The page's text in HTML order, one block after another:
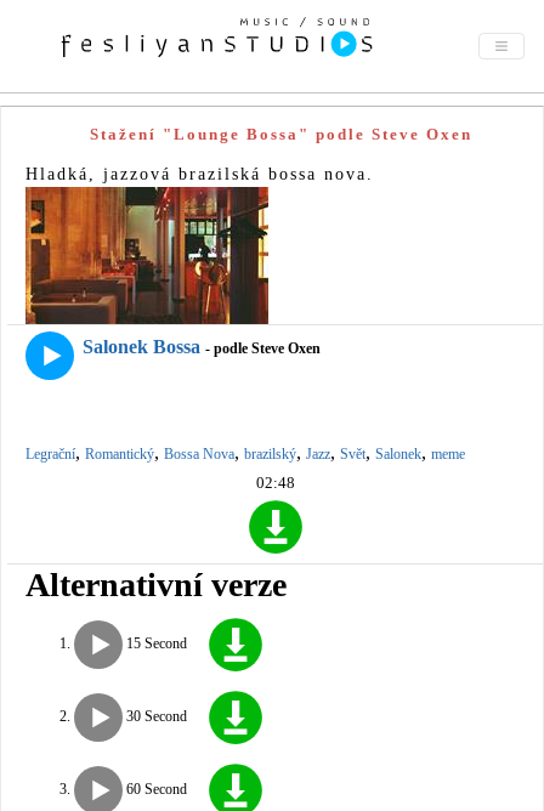
Stažení "Lounge Bossa" podle Steve Oxen
Hladká, jazzová brazilská bossa nova.
Salonek Bossa - podle Steve Oxen
Legrační, Romantický, Bossa Nova, brazilský, Jazz, Svět, Salonek, meme
02:48
Alternativní verze
15 Second
30 Second
60 Second